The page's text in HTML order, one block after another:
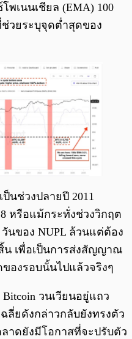
พเนนเชียล (EMA) 100
วยระบุจุดต่ำสุดของ
นช่วงปลายปี 2011
หรือแม้กระทั่งช่วงวิกฤต
วันของ NUPL ล้วนแต่ต้อง
น เพื่อเป็นการส่งสัญญาณ
องรอบนั้นไปแล้วจริงๆ
วนเวียนอยู่แถว
ลี่ยดังกล่าวกลับยังทรงตัว
าดยังมีโอกาสที่จะปรับตัว